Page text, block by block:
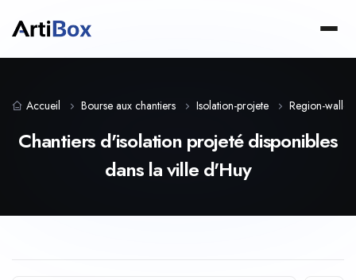
Accueil Bourse aux chantiers Isolation-projete Region-
Chantiers d'isolation projeté disponibles
dans la ville d'Huy